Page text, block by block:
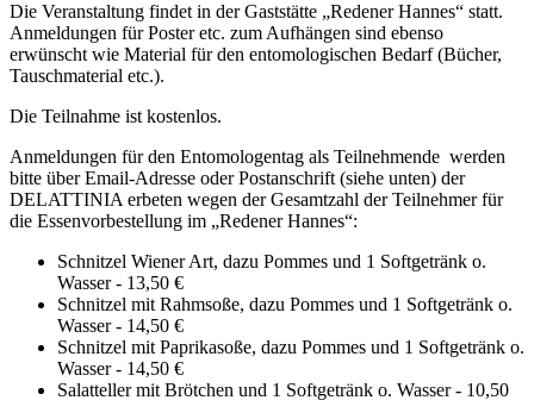
Die Veranstaltung findet in der Gaststätte „Redener Hannes“ statt.
Anmeldungen für Poster etc. zum Aufhängen sind ebenso
erwünscht wie Material für den entomologischen Bedarf (Bücher,
Tauschmaterial etc.).
Die Teilnahme ist kostenlos.
Anmeldungen für den Entomologentag als Teilnehmende werden
bitte über Email-Adresse oder Postanschrift (siehe unten) der
DELATTINIA erbeten wegen der Gesamtzahl der Teilnehmer für
die Essenvorbestellung im „Redener Hannes“:
Schnitzel Wiener Art, dazu Pommes und 1 Softgetränk o.
Wasser - 13,50 €
Schnitzel mit Rahmsoße, dazu Pommes und 1 Softgetränk o.
Wasser - 14,50 €
Schnitzel mit Paprikasoße, dazu Pommes und 1 Softgetränk o.
Wasser - 14,50 €
Salatteller mit Brötchen und 1 Softgetränk o. Wasser - 10,50